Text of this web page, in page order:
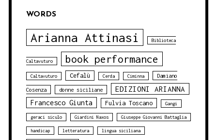
WORDS
Arianna Attinasi Biblioteca
Caltavuturo book performance
Caltavuturo Cefalù Cerda Ciminna Damiano
Cosenza donne siciliane EDIZIONI ARIANNA
Francesco Giunta Fulvia Toscano Gangi
geraci siculo Giardini Naxos Giuseppe Giovanni Battaglia
handicap letteratura lingua siciliana